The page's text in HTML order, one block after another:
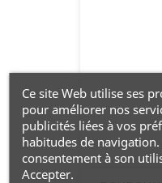
Ce site Web utilise ses
pour améliorer nos
publicités liées à vos
habitudes de
consentement à son
Accepter.